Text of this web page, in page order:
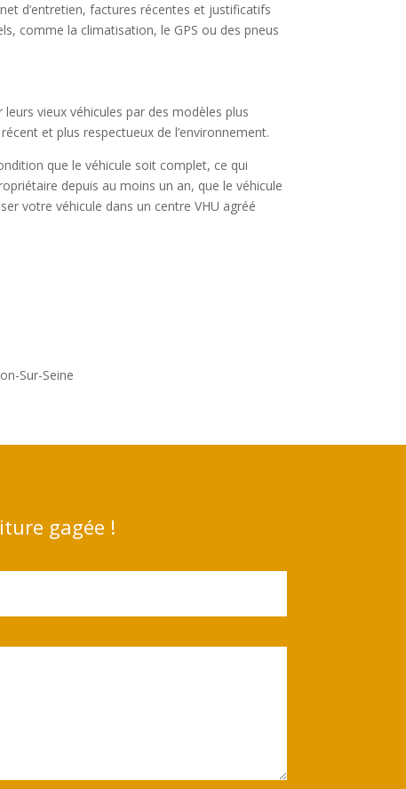
d’entretien, factures récentes et justificatifs
comme la climatisation, le GPS ou des pneus
vieux véhicules par des modèles plus
et plus respectueux de l’environnement.
que le véhicule soit complet, ce qui
depuis au moins un an, que le véhicule
votre véhicule dans un centre VHU agréé
Sur-Seine
gagée !